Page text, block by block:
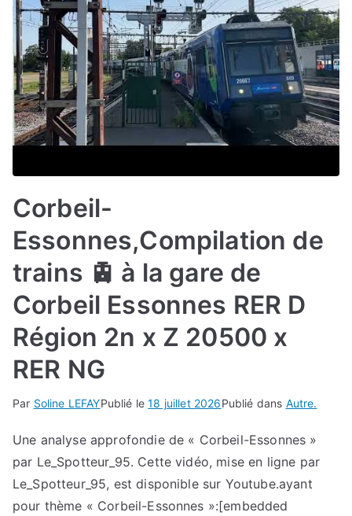
Corbeil-
Essonnes,Compilation de
trains 🚊 à la gare de
Corbeil Essonnes RER D
Région 2n x Z 20500 x
RER NG
Par Soline LEFAYPublié le18 juillet 2026Publié dans Autre.
Une analyse approfondie de « Corbeil-Essonnes »
par Le_Spotteur_95. Cette vidéo, mise en ligne par
Le_Spotteur_95, est disponible sur Youtube.ayant
pour thème « Corbeil-Essonnes »:[embedded